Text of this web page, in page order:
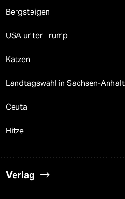
Bergsteigen
USA unter Trump
Katzen
Landtagswahl in Sachsen-Anhalt
Ceuta
Hitze
Verlag